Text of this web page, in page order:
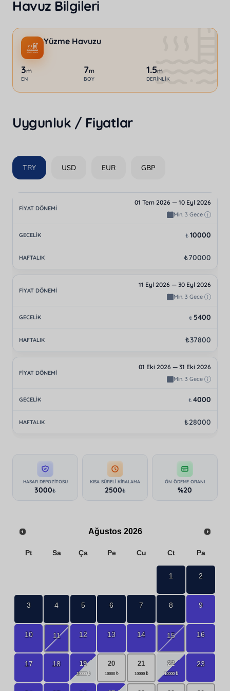
Havuz Bilgileri
Yüzme Havuzu
3m
EN
7m
BOY
1.5m
DERINLIK
Uygunluk / Fiyatlar
TRY USD EUR GBP
01 Tem 2026 — 10 Eyl 2026
Min. 3 Gece
₺ 10000
₺70000
11 Eyl 2026 — 30 Eyl 2026
Min. 3 Gece
₺ 5400
₺37800
01 Eki 2026 — 31 Eki 2026
Min. 3 Gece
₺ 4000
₺28000
HASAR DEPOZITOSU
3000₺
KISA SÜRELI KIRALAMA
2500₺
ÖN ÖDEME ORANI
%20
Ağustos 2026
Pt Sa Ça Pe Cu Ct Pa
1 2
3 4 5 6 7 8 9
10 11 12 13 14 15 16
17 18 19 20 21 22 23